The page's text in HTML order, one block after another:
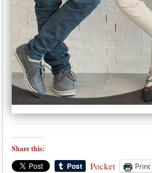
Share this:
Pocket Print